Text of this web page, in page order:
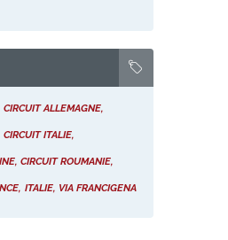
CIRCUIT ALLEMAGNE
CIRCUIT ITALIE
CIRCUIT ROUMANIE
ITALIE VIA FRANCIGENA